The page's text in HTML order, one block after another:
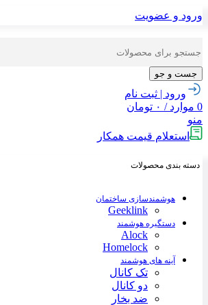
ورود و عضویت
جست و جو
ورود | ثبت نام
0 موارد / ۰ تومان
منو
استعلام قیمت همکار
دسته بندی محصولات
هوشمندسازی ساختمان
Geeklink
دستگیره هوشمند
Alock
Homelock
آینه های هوشمند
تک کانال
دو کانال
ضد بخار